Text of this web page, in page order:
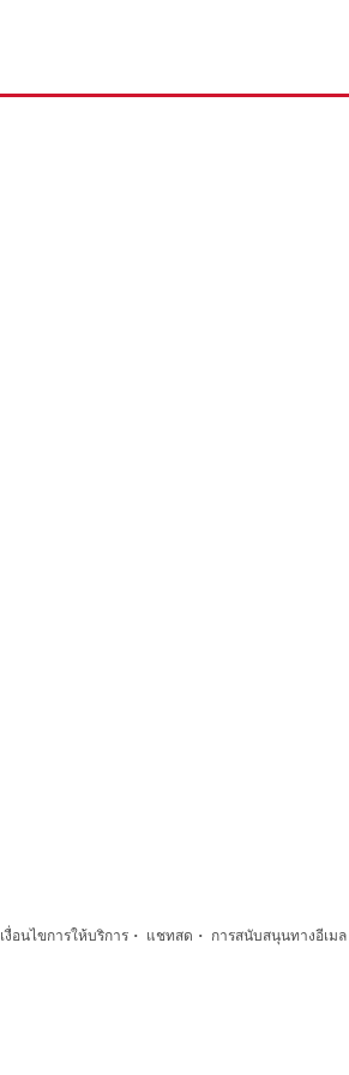
เงื่อนไขการให้บริการ · แชทสด · การสนับสนุนทางอีเมล